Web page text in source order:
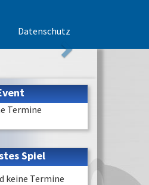
Datenschutz
Termine
Spiel
keine Termine